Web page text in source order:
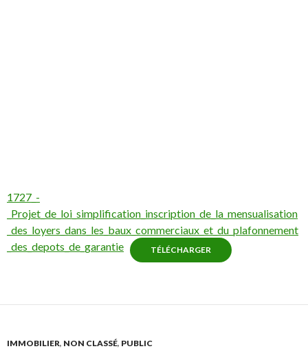
1727_-
_Projet_de_loi_simplification_inscription_de_la_mensualisation
_des_loyers_dans_les_baux_commerciaux_et_du_plafonnement
_des_depots_de_garantie
TÉLÉCHARGER
IMMOBILIER, NON CLASSÉ, PUBLIC